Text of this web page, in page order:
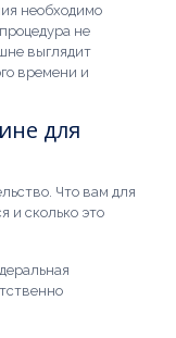
необходимо
не
выглядит
времени и
для
Что вам для
и сколько это